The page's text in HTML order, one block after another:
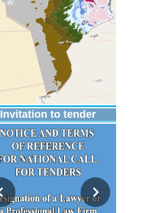
Invitation to tender